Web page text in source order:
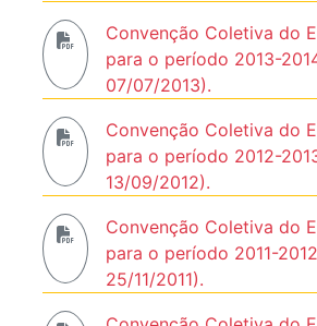
Convenção Coletiva do
para o período 2013-
07/07/2013).
Convenção Coletiva do
para o período 2012-
13/09/2012).
Convenção Coletiva do
para o período 2011-
25/11/2011).